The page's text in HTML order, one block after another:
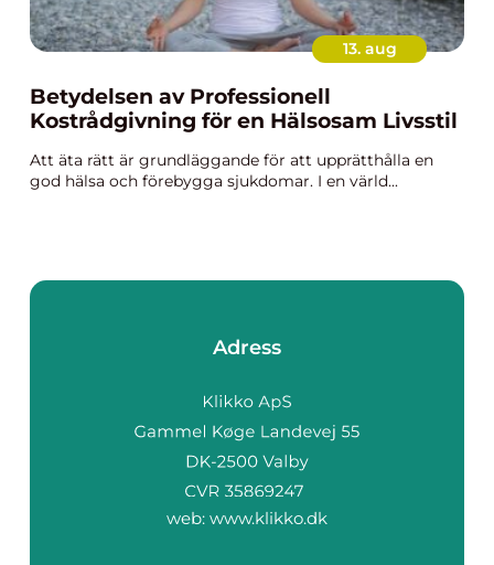
13. aug
Betydelsen av Professionell
Kostrådgivning för en Hälsosam Livsstil
Att äta rätt är grundläggande för att upprätthålla en
god hälsa och förebygga sjukdomar. I en värld...
Adress
web: www.klikko.dk